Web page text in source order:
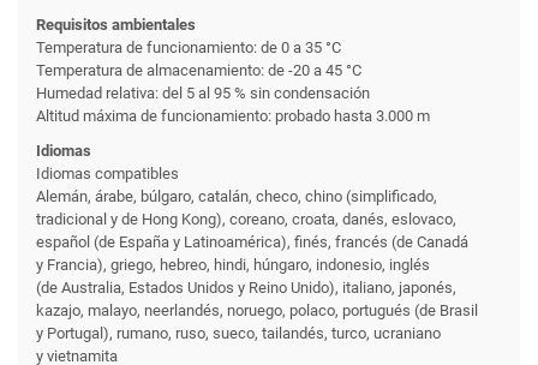
Requisitos ambientales
Temperatura de funciona­miento: de 0 a 35 °C
Temperatura de almacena­miento: de -20 a 45 °C
Humedad relativa: del 5 al 95 % sin condensación
Altitud máxima de funciona­miento: probado hasta 3.000 m
Idiomas
Idiomas compatibles
Alemán, árabe, búlgaro, catalán, checo, chino (simplificado,
tradicional y de Hong Kong), coreano, croata, danés, eslovaco,
español (de España y Latinoamérica), finés, francés (de Canadá
y Francia), griego, hebreo, hindi, húngaro, indonesio, inglés
(de Australia, Estados Unidos y Reino Unido), italiano, japonés,
kazajo, malayo, neerlandés, noruego, polaco, portugués (de Brasil
y Portugal), rumano, ruso, sueco, tailandés, turco, ucraniano
y vietnamita